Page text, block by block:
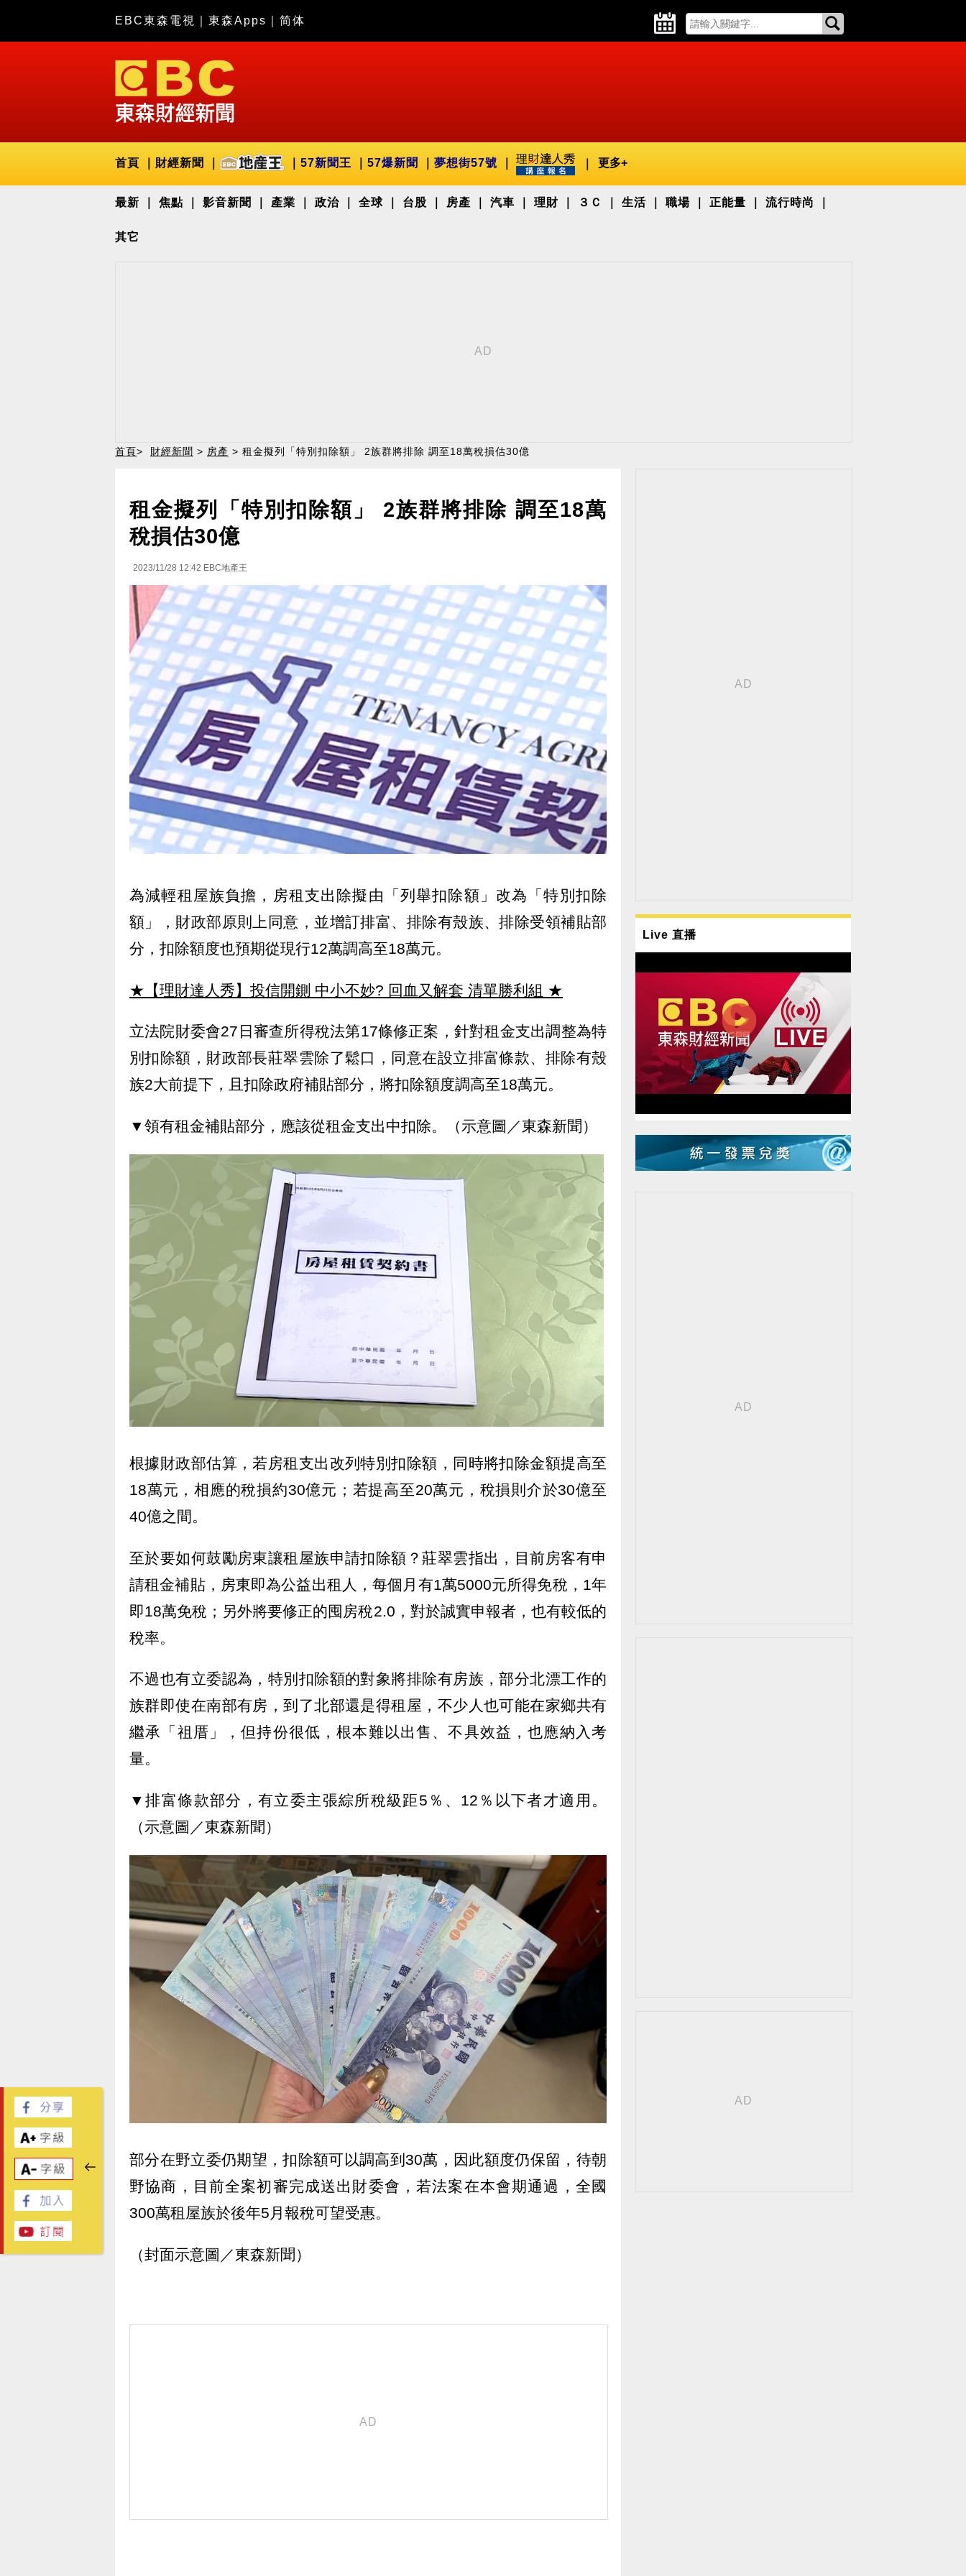
EBC東森電視 東森Apps 简体
首頁 財經新聞 57新聞王 57爆新聞 夢想街57號 更多+
最新 焦點 影音新聞 產業 政治 全球 台股 房產 汽車 理財 ３Ｃ 生活 職場 正能量 流行時尚
其它
首頁> 財經新聞 > 房產 > 租金擬列「特別扣除額」 2族群將排除 調至18萬稅損估30億
租金擬列「特別扣除額」 2族群將排除 調至18萬
稅損估30億
2023/11/28 12:42 EBC地產王
為減輕租屋族負擔，房租支出除擬由「列舉扣除額」改為「特別扣除
額」，財政部原則上同意，並增訂排富、排除有殼族、排除受領補貼部
分，扣除額度也預期從現行12萬調高至18萬元。
★【理財達人秀】投信開鍘 中小不妙? 回血又解套 清單勝利組 ★
立法院財委會27日審查所得稅法第17條修正案，針對租金支出調整為特
別扣除額，財政部長莊翠雲除了鬆口，同意在設立排富條款、排除有殼
族2大前提下，且扣除政府補貼部分，將扣除額度調高至18萬元。
▼領有租金補貼部分，應該從租金支出中扣除。（示意圖／東森新聞）
根據財政部估算，若房租支出改列特別扣除額，同時將扣除金額提高至
18萬元，相應的稅損約30億元；若提高至20萬元，稅損則介於30億至
40億之間。
至於要如何鼓勵房東讓租屋族申請扣除額？莊翠雲指出，目前房客有申
請租金補貼，房東即為公益出租人，每個月有1萬5000元所得免稅，1年
即18萬免稅；另外將要修正的囤房稅2.0，對於誠實申報者，也有較低的
稅率。
不過也有立委認為，特別扣除額的對象將排除有房族，部分北漂工作的
族群即使在南部有房，到了北部還是得租屋，不少人也可能在家鄉共有
繼承「祖厝」，但持份很低，根本難以出售、不具效益，也應納入考
量。
▼排富條款部分，有立委主張綜所稅級距5％、12％以下者才適用。
（示意圖／東森新聞）
部分在野立委仍期望，扣除額可以調高到30萬，因此額度仍保留，待朝
野協商，目前全案初審完成送出財委會，若法案在本會期通過，全國
300萬租屋族於後年5月報稅可望受惠。
（封面示意圖／東森新聞）
Live 直播